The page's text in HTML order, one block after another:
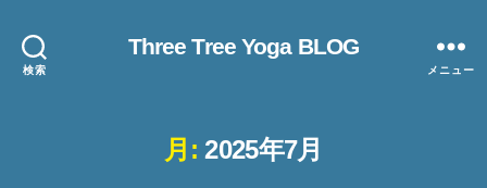
検索
Three Tree Yoga BLOG
メニュー
月: 2025年7月